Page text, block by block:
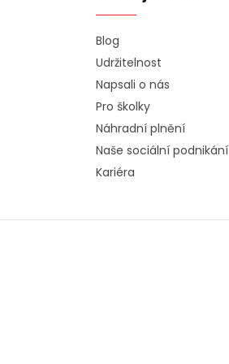
Blog
Udržitelnost
Napsali o nás
Pro školky
Náhradní plnění
Naše sociální podnikání
Kariéra